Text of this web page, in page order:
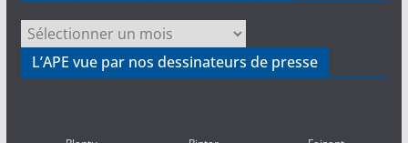
NOS
ACTIVITES
PASSEES
L’APE vue par nos dessinateurs de presse